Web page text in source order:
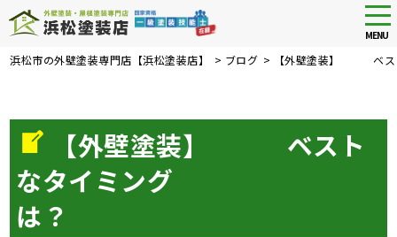
Skip
MENU
浜松市の外壁塗装専門店【浜松塗装店】 > ブログ > 【外壁塗装】
なタイミング
は？